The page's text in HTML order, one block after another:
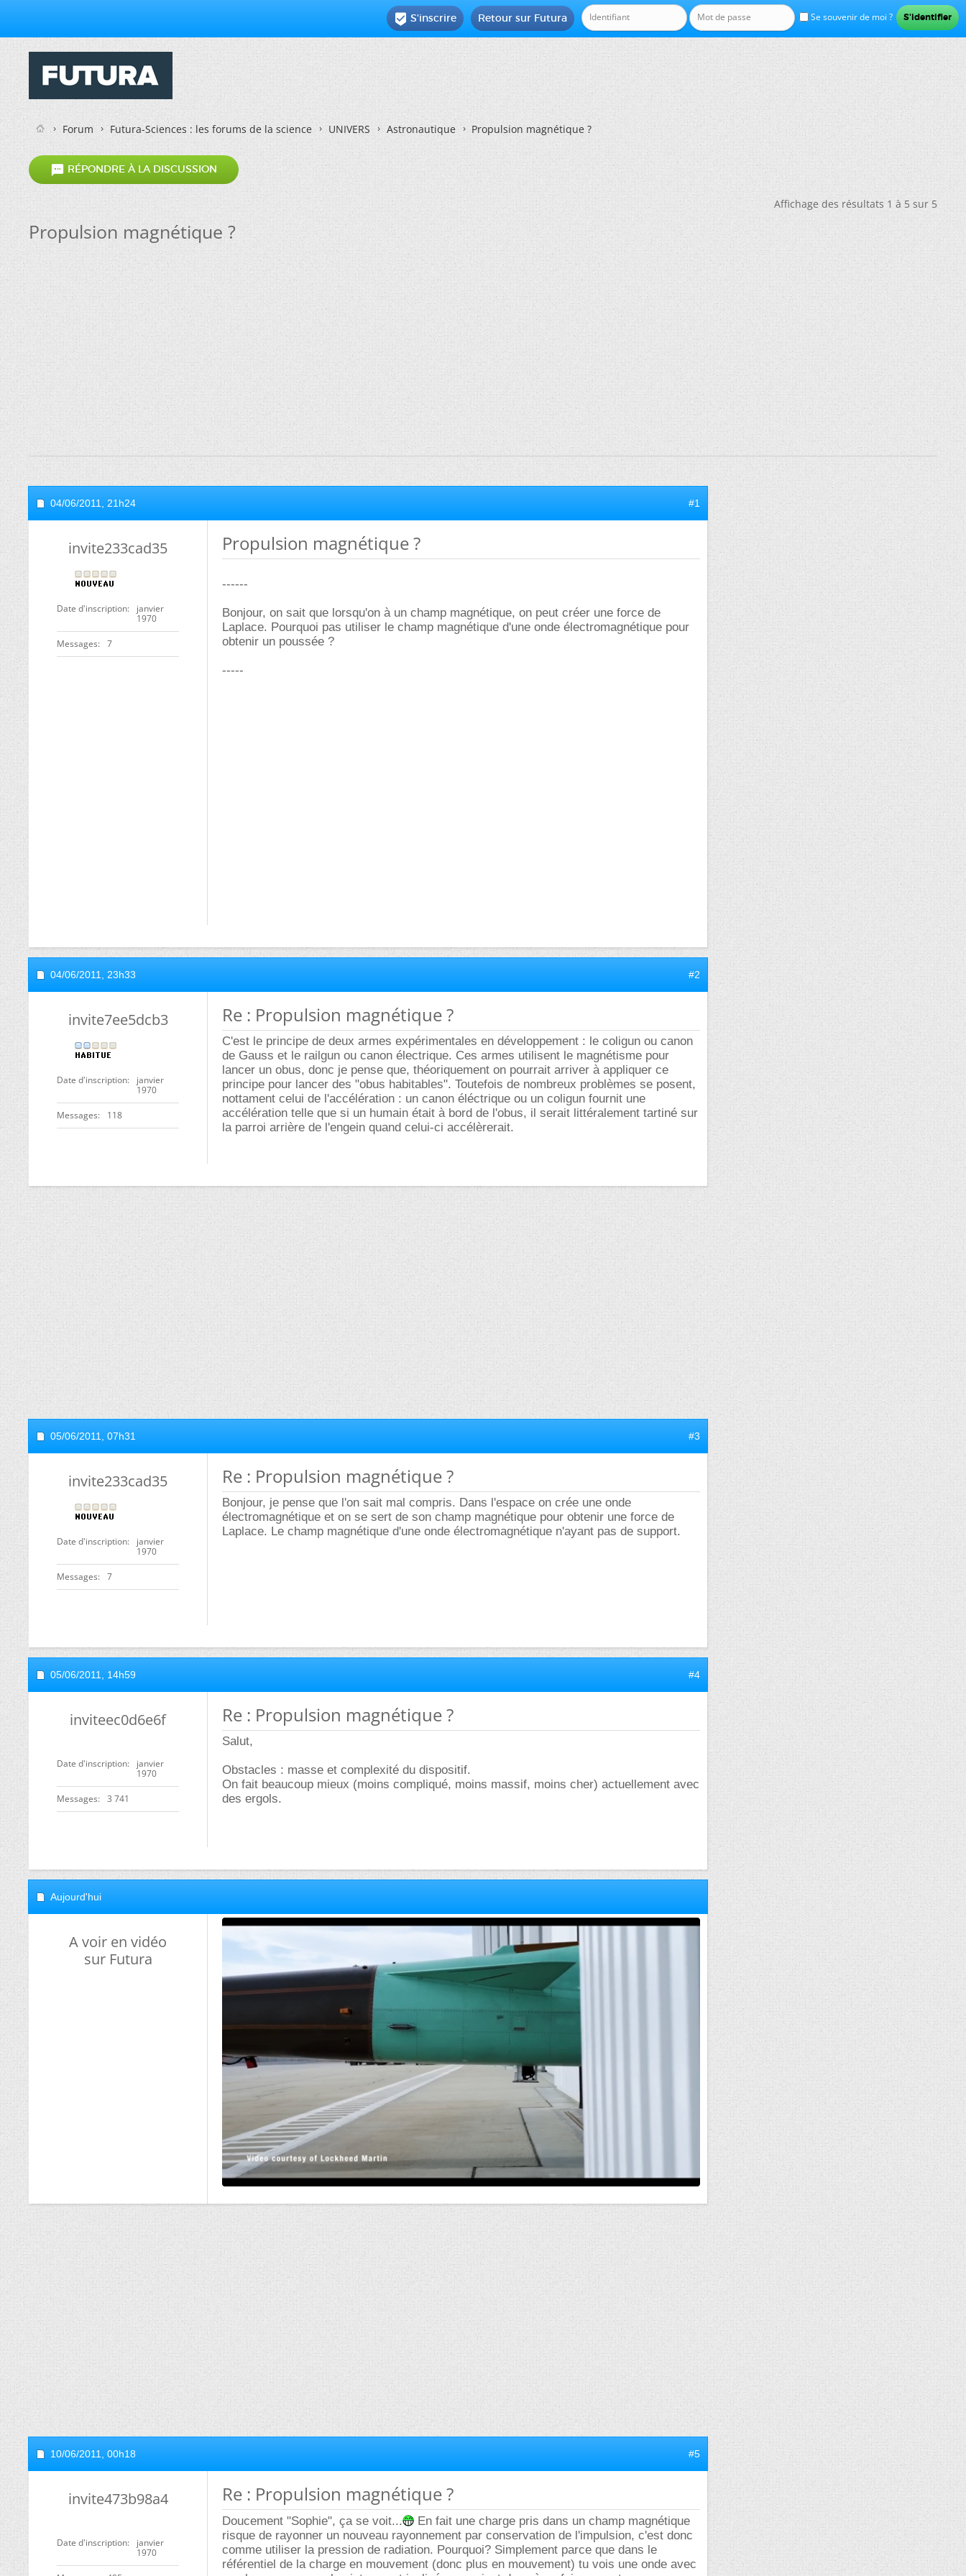
Se souvenir de moi ?
Retour sur Futura
 S'inscrire
Forum Futura-Sciences : les forums de la science UNIVERS Astronautique Propulsion magnétique ?
 RÉPONDRE À LA DISCUSSION
Affichage des résultats 1 à 5 sur 5
Propulsion magnétique ?
04/06/2011, 21h24 #1
invite233cad35
Date d'inscription
janvier
1970
Messages 7
Propulsion magnétique ?
------
Bonjour, on sait que lorsqu'on à un champ magnétique, on peut créer une force de
Laplace. Pourquoi pas utiliser le champ magnétique d'une onde électromagnétique pour
obtenir un poussée ?
-----
04/06/2011, 23h33 #2
invite7ee5dcb3
Date d'inscription
janvier
1970
Messages 118
Re : Propulsion magnétique ?
C'est le principe de deux armes expérimentales en développement : le coligun ou canon
de Gauss et le railgun ou canon électrique. Ces armes utilisent le magnétisme pour
lancer un obus, donc je pense que, théoriquement on pourrait arriver à appliquer ce
principe pour lancer des "obus habitables". Toutefois de nombreux problèmes se posent,
nottament celui de l'accélération : un canon éléctrique ou un coligun fournit une
accélération telle que si un humain était à bord de l'obus, il serait littéralement tartiné sur
la parroi arrière de l'engein quand celui-ci accélèrerait.
05/06/2011, 07h31 #3
invite233cad35
Date d'inscription
janvier
1970
Messages 7
Re : Propulsion magnétique ?
Bonjour, je pense que l'on sait mal compris. Dans l'espace on crée une onde
électromagnétique et on se sert de son champ magnétique pour obtenir une force de
Laplace. Le champ magnétique d'une onde électromagnétique n'ayant pas de support.
05/06/2011, 14h59 #4
inviteec0d6e6f
Date d'inscription
janvier
1970
Messages 3 741
Re : Propulsion magnétique ?
Salut,
Obstacles : masse et complexité du dispositif.
On fait beaucoup mieux (moins compliqué, moins massif, moins cher) actuellement avec
des ergols.
Aujourd'hui
A voir en vidéo
sur Futura
10/06/2011, 00h18 #5
invite473b98a4
Date d'inscription
janvier
1970
Re : Propulsion magnétique ?
Doucement "Sophie", ça se voit...
En fait une charge pris dans un champ magnétique
risque de rayonner un nouveau rayonnement par conservation de l'impulsion, c'est donc
comme utiliser la pression de radiation. Pourquoi? Simplement parce que dans le
référentiel de la charge en mouvement (donc plus en mouvement) tu vois une onde avec